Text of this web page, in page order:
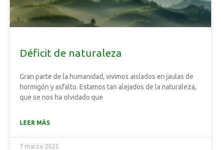
Déficit de naturaleza
Gran parte de la humanidad, vivimos aislados en jaulas de
hormigón y asfalto. Estamos tan alejados de la naturaleza,
que se nos ha olvidado que
LEER MÁS
7 marzo 2025